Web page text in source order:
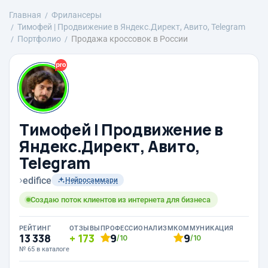
Главная
Фрилансеры
Тимофей | Продвижение в Яндекс.Директ, Авито, Telegram
Портфолио
Продажа кроссовок в России
Тимофей | Продвижение в
Яндекс.Директ, Авито,
Telegram
›edifice Нейросаммари
Создаю поток клиентов из интернета для бизнеса
РЕЙТИНГ
13 338
№ 65 в каталоге
ОТЗЫВЫ
173
ПРОФЕССИОНАЛИЗМ
9/10
КОММУНИКАЦИЯ
9/10